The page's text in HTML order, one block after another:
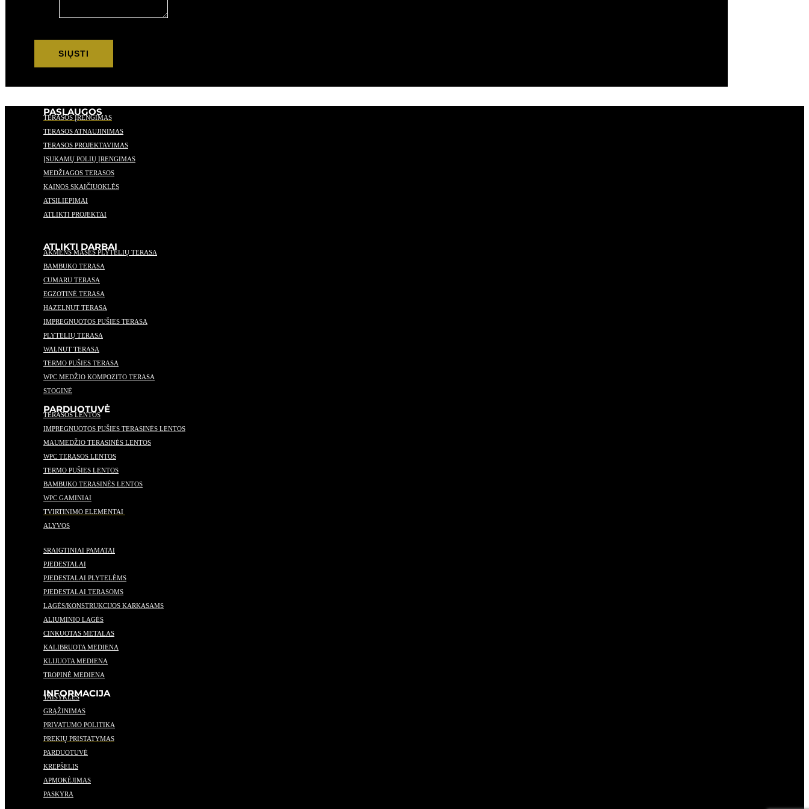
SIŲSTI
PASLAUGOS
TERASOS ĮRENGIMAS
TERASOS ATNAUJINIMAS
TERASOS PROJEKTAVIMAS
ĮSUKAMŲ POLIŲ ĮRENGIMAS
MEDŽIAGOS TERASOS
KAINOS SKAIČIUOKLĖS
ATSILIEPIMAI
ATLIKTI PROJEKTAI
ATLIKTI DARBAI
AKMENS MASĖS PLYTELIŲ TERASA
BAMBUKO TERASA
CUMARU TERASA
EGZOTINĖ TERASA
HAZELNUT TERASA
IMPREGNUOTOS PUŠIES TERASA
PLYTELIŲ TERASA
WALNUT TERASA
TERMO PUŠIES TERASA
WPC MEDŽIO KOMPOZITO TERASA
STOGINĖ
PARDUOTUVĖ
TERASOS LENTOS
IMPREGNUOTOS PUŠIES TERASINĖS LENTOS
MAUMEDŽIO TERASINĖS LENTOS
WPC TERASOS LENTOS
TERMO PUŠIES LENTOS
BAMBUKO TERASINĖS LENTOS
WPC GAMINIAI
TVIRTINIMO ELEMENTAI
ALYVOS
SRAIGTINIAI PAMATAI
PJEDESTALAI
PJEDESTALAI PLYTELĖMS
PJEDESTALAI TERASOMS
LAGĖS/KONSTRUKCIJOS KARKASAMS
ALIUMINIO LAGĖS
CINKUOTAS METALAS
KALIBRUOTA MEDIENA
KLIJUOTA MEDIENA
TROPINĖ MEDIENA
INFORMACIJA
TAISYKLĖS
GRĄŽINIMAS
PRIVATUMO POLITIKA
PREKIŲ PRISTATYMAS
PARDUOTUVĖ
KREPŠELIS
APMOKĖJIMAS
PASKYRA